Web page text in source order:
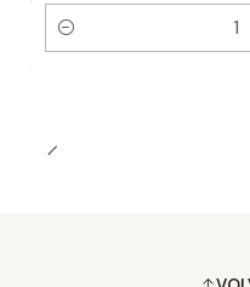
Cantidad